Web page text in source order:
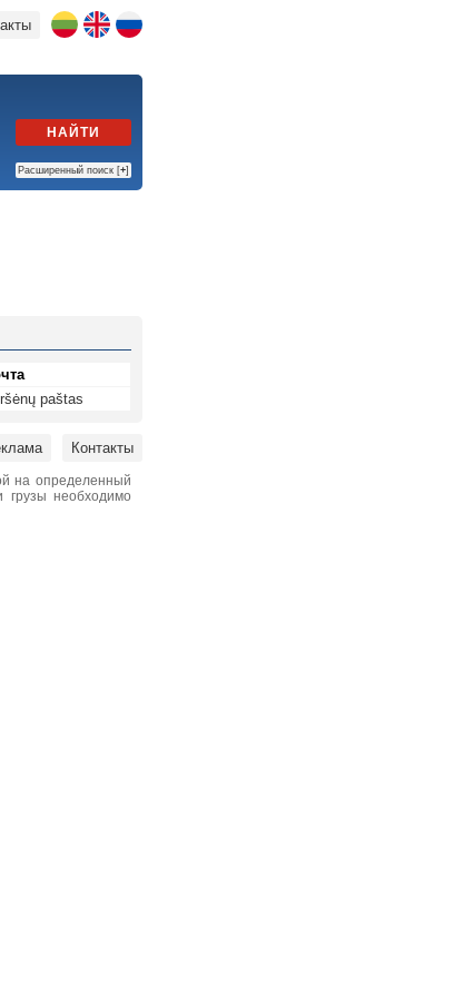
НАЙТИ
Расширенный поиск [+]
paštas
Контакты
на определенный
грузы необходимо